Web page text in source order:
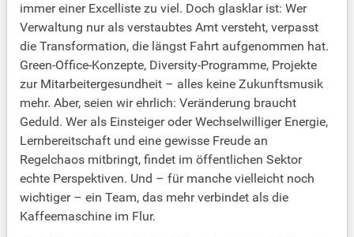
immer einer Excelliste zu viel. Doch glasklar ist: Wer
Verwaltung nur als verstaubtes Amt versteht, verpasst
die Transformation, die längst Fahrt aufgenommen hat.
Green-Office-Konzepte, Diversity-Programme, Projekte
zur Mitarbeitergesundheit – alles keine Zukunftsmusik
mehr. Aber, seien wir ehrlich: Veränderung braucht
Geduld. Wer als Einsteiger oder Wechselwilliger Energie,
Lernbereitschaft und eine gewisse Freude an
Regelchaos mitbringt, findet im öffentlichen Sektor
echte Perspektiven. Und – für manche vielleicht noch
wichtiger – ein Team, das mehr verbindet als die
Kaffeemaschine im Flur.